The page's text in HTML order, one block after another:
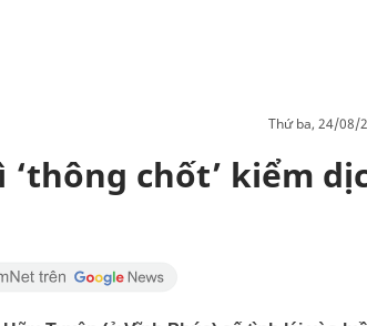
thứ ba, 24/08/
chốt’ kiểm